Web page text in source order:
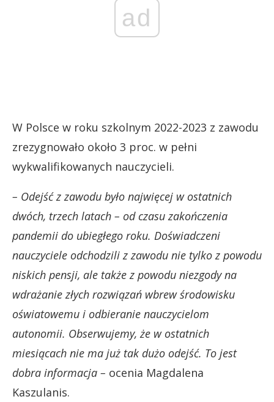
ad
W Polsce w roku szkolnym 2022-2023 z zawodu
zrezygnowało około 3 proc. w pełni
wykwalifikowanych nauczycieli.
– Odejść z zawodu było najwięcej w ostatnich
dwóch, trzech latach – od czasu zakończenia
pandemii do ubiegłego roku. Doświadczeni
nauczyciele odchodzili z zawodu nie tylko z powodu
niskich pensji, ale także z powodu niezgody na
wdrażanie złych rozwiązań wbrew środowisku
oświatowemu i odbieranie nauczycielom
autonomii. Obserwujemy, że w ostatnich
miesiącach nie ma już tak dużo odejść. To jest
dobra informacja – ocenia Magdalena
Kaszulanis.